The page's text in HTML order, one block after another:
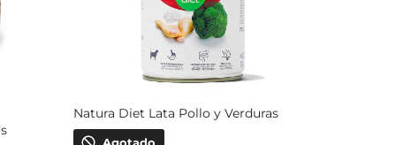
Natura Diet Lata Pollo y Verduras
Agotado